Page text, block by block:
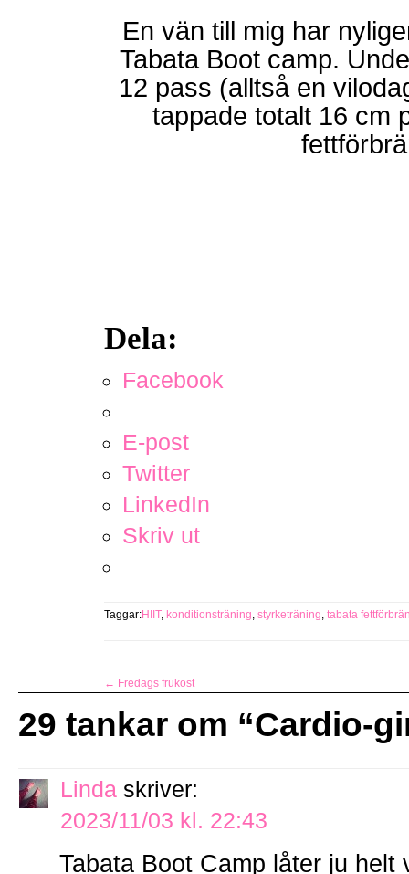
En vän till mig har
Tabata Boot camp.
12 pass (alltså en
tappade totalt 16 cm
Dela:
Facebook
E-post
Twitter
LinkedIn
Skriv ut
Taggar:HIIT, konditionsträning, styrketräning, tabata
← Fredags frukost
29 tankar om “Cardio-
Linda skriver:
2023/11/03 kl. 22:43
Tabata Boot Camp låter ju